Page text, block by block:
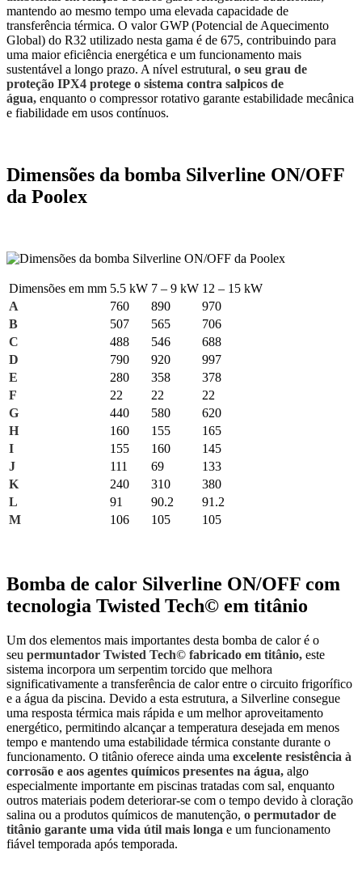
mantendo ao mesmo tempo uma elevada capacidade de
transferência térmica. O valor GWP (Potencial de Aquecimento
Global) do R32 utilizado nesta gama é de 675, contribuindo para
uma maior eficiência energética e um funcionamento mais
sustentável a longo prazo. A nível estrutural, o seu grau de
proteção IPX4 protege o sistema contra salpicos de
água, enquanto o compressor rotativo garante estabilidade mecânica
e fiabilidade em usos contínuos.
Dimensões da bomba Silverline ON/OFF
da Poolex
Dimensões em mm 5.5 kW 7 – 9 kW 12 – 15 kW
A
760 890
970
B
507 565
706
C
488 546
688
D
790 920
997
E
280 358
378
F
22 22
22
G
440 580
620
H
160 155
165
I
155 160
145
J
111 69
133
K
240 310
380
L
91 90.2
91.2
M
106 105 105
Bomba de calor Silverline ON/OFF com
tecnologia Twisted Tech© em titânio
Um dos elementos mais importantes desta bomba de calor é o
seu permuntador Twisted Tech© fabricado em titânio, este
sistema incorpora um serpentim torcido que melhora
significativamente a transferência de calor entre o circuito frigorífico
e a água da piscina. Devido a esta estrutura, a Silverline consegue
uma resposta térmica mais rápida e um melhor aproveitamento
energético, permitindo alcançar a temperatura desejada em menos
tempo e mantendo uma estabilidade térmica constante durante o
funcionamento. O titânio oferece ainda uma excelente resistência à
corrosão e aos agentes químicos presentes na água, algo
especialmente importante em piscinas tratadas com sal, enquanto
outros materiais podem deteriorar-se com o tempo devido à cloração
salina ou a produtos químicos de manutenção, o permutador de
titânio garante uma vida útil mais longa e um funcionamento
fiável temporada após temporada.